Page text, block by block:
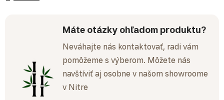
Máte otázky ohľadom produktu?
Neváhajte nás kontaktovať, radi vám
pomôžeme s výberom. Môžete nás
navštíviť aj osobne v našom showroome
v Nitre